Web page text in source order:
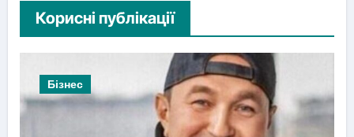
Корисні публікації
Новини Львова